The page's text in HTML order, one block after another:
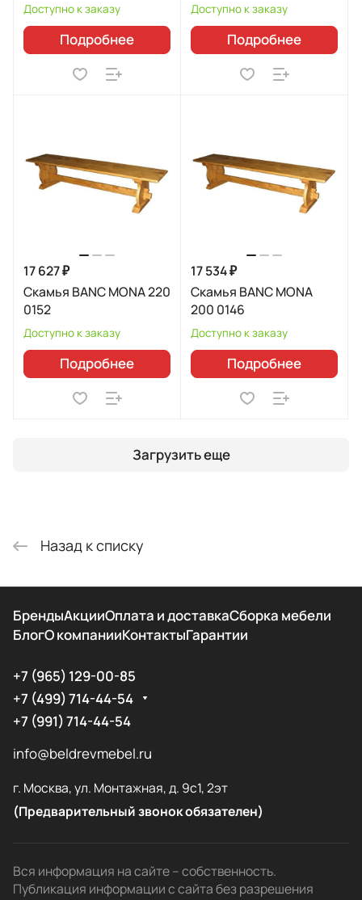
Доступно к заказу
Подробнее
Доступно к заказу
Подробнее
17 627 ₽
Скамья BANC MONA 220
0152
Доступно к заказу
Подробнее
17 534 ₽
Скамья BANC MONA
200 0146
Доступно к заказу
Подробнее
Загрузить еще
Назад к списку
БрендыАкцииОплата и доставкаСборка мебели
БлогО компанииКонтактыГарантии
+7 (965) 129-00-85
+7 (499) 714-44-54
+7 (991) 714-44-54
info@beldrevmebel.ru
г. Москва, ул. Монтажная, д. 9с1, 2эт
(Предварительный звонок обязателен)
Вся информация на сайте – собственность.
Публикация информации с сайта без разрешения